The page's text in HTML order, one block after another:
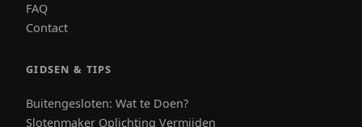
FAQ
Contact
GIDSEN & TIPS
Buitengesloten: Wat te Doen?
Slotenmaker Oplichting Vermijden